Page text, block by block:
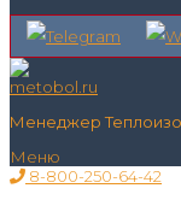
Менеджер
Меню
8-800-250-64-42